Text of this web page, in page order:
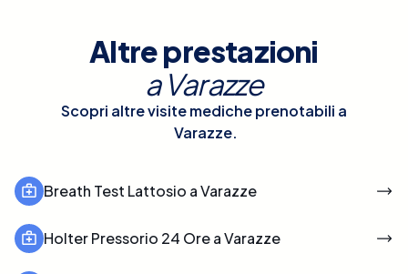
Altre prestazioni
a Varazze
Scopri altre visite mediche prenotabili a
Varazze.
Breath Test Lattosio a Varazze
Holter Pressorio 24 Ore a Varazze